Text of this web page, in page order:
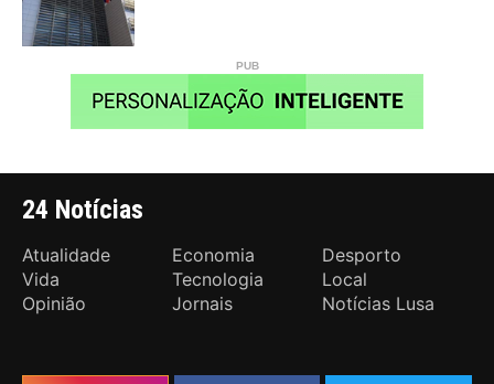
24 Notícias
Atualidade Economia
Desporto
Vida
Tecnologia
Local
Opinião
Jornais Notícias Lusa